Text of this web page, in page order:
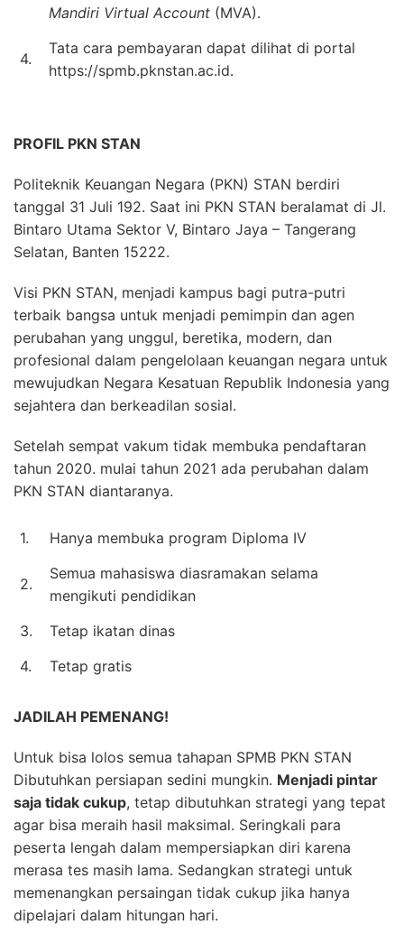
Mandiri Virtual Account (MVA).
4.
Tata cara pembayaran dapat dilihat di portal
https://spmb.pknstan.ac.id.
PROFIL PKN STAN
Politeknik Keuangan Negara (PKN) STAN berdiri
tanggal 31 Juli 192. Saat ini PKN STAN beralamat di Jl.
Bintaro Utama Sektor V, Bintaro Jaya – Tangerang
Selatan, Banten 15222.
Visi PKN STAN, menjadi kampus bagi putra-putri
terbaik bangsa untuk menjadi pemimpin dan agen
perubahan yang unggul, beretika, modern, dan
profesional dalam pengelolaan keuangan negara untuk
mewujudkan Negara Kesatuan Republik Indonesia yang
sejahtera dan berkeadilan sosial.
Setelah sempat vakum tidak membuka pendaftaran
tahun 2020. mulai tahun 2021 ada perubahan dalam
PKN STAN diantaranya.
1. Hanya membuka program Diploma IV
2.
Semua mahasiswa diasramakan selama
mengikuti pendidikan
3.
Tetap ikatan dinas
4.
Tetap gratis
JADILAH PEMENANG!
Untuk bisa lolos semua tahapan SPMB PKN STAN
Dibutuhkan persiapan sedini mungkin. Menjadi pintar
saja tidak cukup, tetap dibutuhkan strategi yang tepat
agar bisa meraih hasil maksimal. Seringkali para
peserta lengah dalam mempersiapkan diri karena
merasa tes masih lama. Sedangkan strategi untuk
memenangkan persaingan tidak cukup jika hanya
dipelajari dalam hitungan hari.